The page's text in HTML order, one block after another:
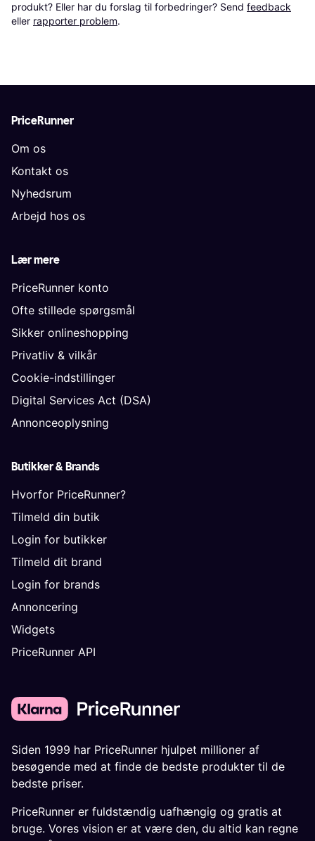
produkt? Eller har du forslag til forbedringer? Send feedback
eller rapporter problem.
PriceRunner
Om os
Kontakt os
Nyhedsrum
Arbejd hos os
Lær mere
PriceRunner konto
Ofte stillede spørgsmål
Sikker onlineshopping
Privatliv & vilkår
Cookie-indstillinger
Digital Services Act (DSA)
Annonceoplysning
Butikker & Brands
Hvorfor PriceRunner?
Tilmeld din butik
Login for butikker
Tilmeld dit brand
Login for brands
Annoncering
Widgets
PriceRunner API
Siden 1999 har PriceRunner hjulpet millioner af
besøgende med at finde de bedste produkter til de
bedste priser.
PriceRunner er fuldstændig uafhængig og gratis at
bruge. Vores vision er at være den, du altid kan regne